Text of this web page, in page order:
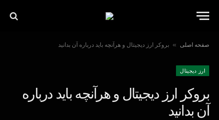
صفحه اصلی » بروکر ارز دیجیتال و هرآنچه باید درباره آن بدانید
ارز دیجیتال
بروکر ارز دیجیتال و هرآنچه باید درباره
آن بدانید